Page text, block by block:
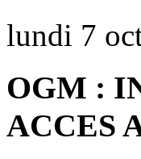
lundi 7
OGM :
ACCES